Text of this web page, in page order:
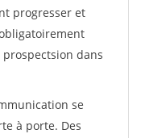
progresser et
dans
se
à porte. Des